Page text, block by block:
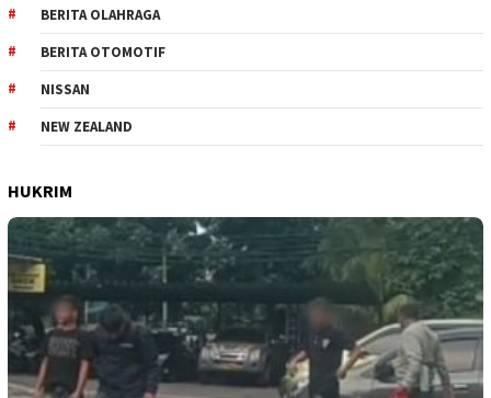
BERITA OLAHRAGA
BERITA OTOMOTIF
NISSAN
NEW ZEALAND
HUKRIM